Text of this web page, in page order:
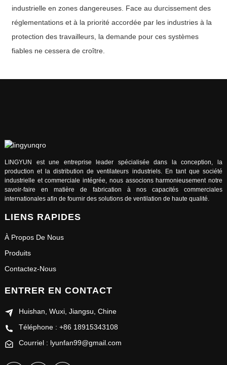
industrielle en zones dangereuses. Face au durcissement des
réglementations et à la priorité accordée par les industries à la
protection des travailleurs, la demande pour ces systèmes
fiables ne cessera de croître.
LINGYUN est une entreprise leader spécialisée dans la conception, la
production et la distribution de ventilateurs industriels. En tant que société
industrielle et commerciale intégrée, nous associons harmonieusement notre
savoir-faire en matière de fabrication à nos capacités commerciales
internationales afin de fournir des solutions de ventilation de haute qualité.
LIENS RAPIDES
À Propos De Nous
Produits
Contactez-Nous
ENTRER EN CONTACT
Huishan, Wuxi, Jiangsu, Chine
Téléphone : +86 18915343108
Courriel : lyunfan99@gmail.com